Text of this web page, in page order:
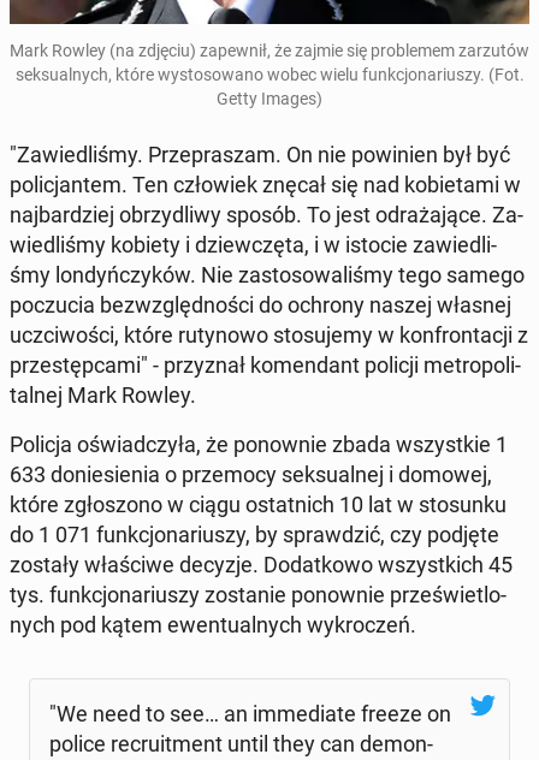
Mark Rowley (na zdjęciu) za­pew­nił, że zajmie się pro­ble­mem za­rzu­tów
sek­su­al­nych, które wy­sto­so­wa­no wobec wielu funk­cjo­na­riu­szy. (Fot.
Getty Images)
"Za­wie­dli­śmy. Prze­pra­szam. On nie po­wi­nien był być
po­li­cjan­tem. Ten czło­wiek znęcał się nad ko­bie­ta­mi w
naj­bar­dziej obrzy­dli­wy sposób. To jest od­ra­ża­ją­ce. Za­
wie­dli­śmy kobiety i dziew­czę­ta, i w istocie za­wie­dli­
śmy lon­dyń­czy­ków. Nie za­sto­so­wa­li­śmy tego samego
po­czu­cia bez­względ­no­ści do ochrony naszej własnej
uczci­wo­ści, które ru­ty­no­wo sto­su­je­my w kon­fron­ta­cji z
prze­stęp­ca­mi" - przy­znał ko­men­dant policji me­tro­po­li­
tal­nej Mark Rowley.
Policja oświad­czy­ła, że po­now­nie zbada wszyst­kie 1
633 do­nie­sie­nia o prze­mo­cy sek­su­al­nej i domowej,
które zgło­szo­no w ciągu ostat­nich 10 lat w sto­sun­ku
do 1 071 funk­cjo­na­riu­szy, by spraw­dzić, czy podjęte
zostały wła­ści­we decyzje. Do­dat­ko­wo wszyst­kich 45
tys. funk­cjo­na­riu­szy zo­sta­nie po­now­nie prze­świe­tlo­
nych pod kątem ewen­tu­al­nych wy­kro­czeń.
"We need to see… an im­me­dia­te freeze on
police re­cru­it­ment until they can de­mon­